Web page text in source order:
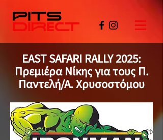
EAST SAFARI RALLY 2025:
Πρεμιέρα Νίκης για τους Π.
Παντελή/Α. Χρυσοστόμου
©PITSDIRECT